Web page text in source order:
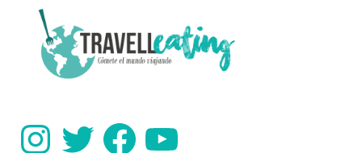
PRIMARY
SIDEBAR
InstagramTwitter FacebookYouTube